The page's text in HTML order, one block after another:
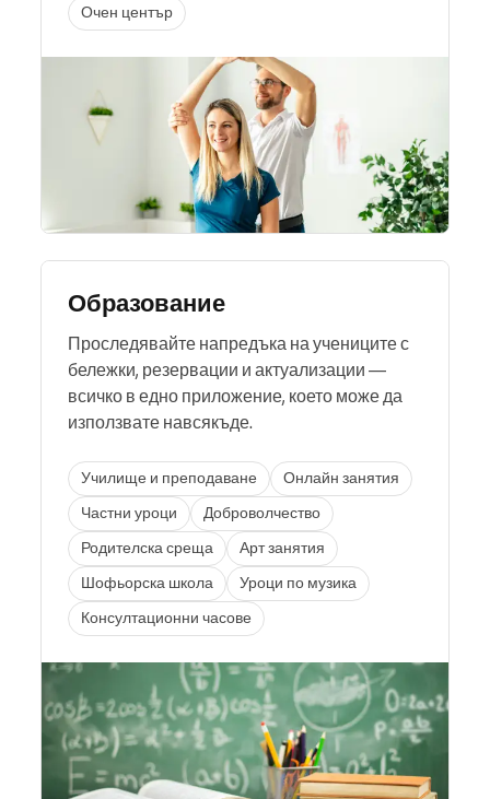
Очен център
Образование
Проследявайте напредъка на учениците с
бележки, резервации и актуализации —
всичко в едно приложение, което може да
използвате навсякъде.
Училище и преподаване
Онлайн занятия
Частни уроци
Доброволчество
Родителска среща
Арт занятия
Шофьорска школа
Уроци по музика
Консултационни часове